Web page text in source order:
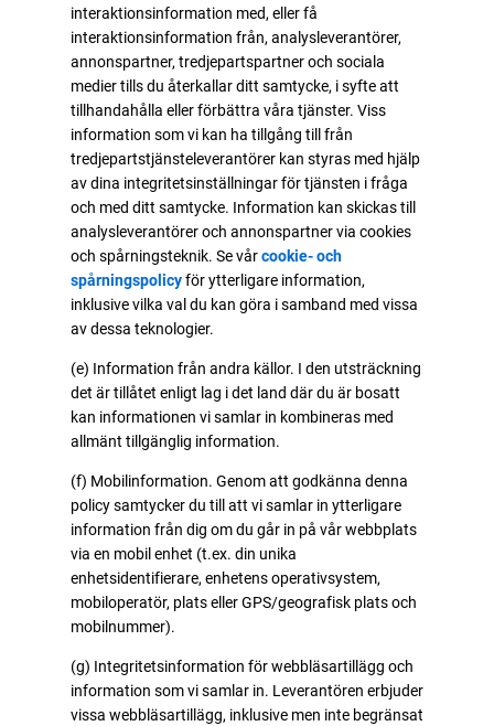
interaktionsinformation med, eller få
interaktionsinformation från, analysleverantörer,
annonspartner, tredjepartspartner och sociala
medier tills du återkallar ditt samtycke, i syfte att
tillhandahålla eller förbättra våra tjänster. Viss
information som vi kan ha tillgång till från
tredjepartstjänsteleverantörer kan styras med hjälp
av dina integritetsinställningar för tjänsten i fråga
och med ditt samtycke. Information kan skickas till
analysleverantörer och annonspartner via cookies
och spårningsteknik. Se vårcookie- och
spårningspolicyför ytterligare information,
inklusive vilka val du kan göra i samband med vissa
av dessa teknologier.
(e) Information från andra källor. I den utsträckning
det är tillåtet enligt lag i det land där du är bosatt
kan informationen vi samlar in kombineras med
allmänt tillgänglig information.
(f) Mobilinformation. Genom att godkänna denna
policy samtycker du till att vi samlar in ytterligare
information från dig om du går in på vår webbplats
via en mobil enhet (t.ex. din unika
enhetsidentifierare, enhetens operativsystem,
mobiloperatör, plats eller GPS/geografisk plats och
mobilnummer).
(g) Integritetsinformation för webbläsartillägg och
information som vi samlar in. Leverantören erbjuder
vissa webbläsartillägg, inklusive men inte begränsat